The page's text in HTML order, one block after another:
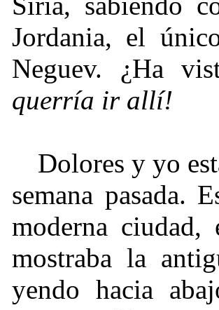
Jordania, el
Neguev. ¿Ha
querría ir allí!
Dolores y yo
semana pasada.
moderna
mostraba la
yendo hacia